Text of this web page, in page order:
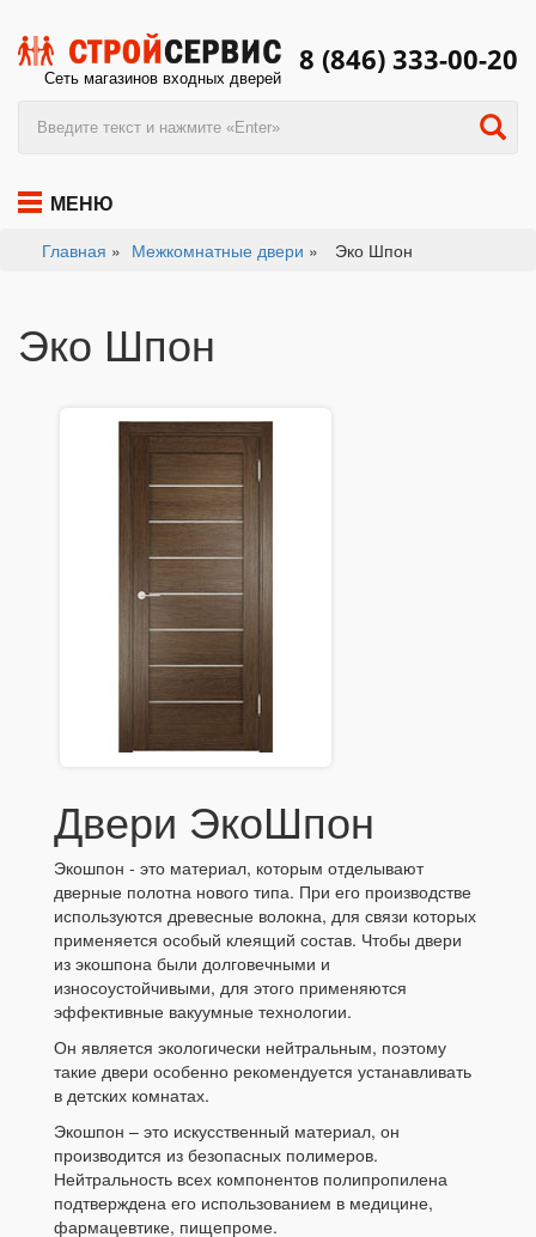
Сеть магазинов входных дверей 8 (846) 333-00-20
МЕНЮ
Главная » Межкомнатные двери » Эко Шпон
Эко Шпон
Двери ЭкоШпон
Экошпон - это материал, которым отделывают
дверные полотна нового типа. При его производстве
используются древесные волокна, для связи которых
применяется особый клеящий состав. Чтобы двери
из экошпона были долговечными и
износоустойчивыми, для этого применяются
эффективные вакуумные технологии.
Он является экологически нейтральным, поэтому
такие двери особенно рекомендуется устанавливать
в детских комнатах.
Экошпон – это искусственный материал, он
производится из безопасных полимеров.
Нейтральность всех компонентов полипропилена
подтверждена его использованием в медицине,
фармацевтике, пищепроме.